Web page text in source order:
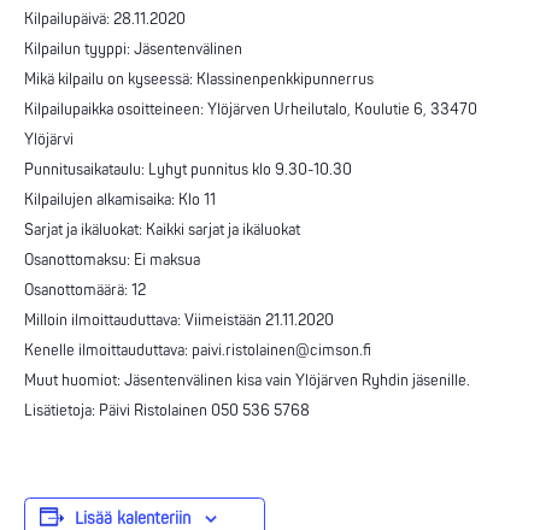
Kilpailupäivä: 28.11.2020
Kilpailun tyyppi: Jäsentenvälinen
Mikä kilpailu on kyseessä: Klassinenpenkkipunnerrus
Kilpailupaikka osoitteineen: Ylöjärven Urheilutalo, Koulutie 6, 33470
Ylöjärvi
Punnitusaikataulu: Lyhyt punnitus klo 9.30-10.30
Kilpailujen alkamisaika: Klo 11
Sarjat ja ikäluokat: Kaikki sarjat ja ikäluokat
Osanottomaksu: Ei maksua
Osanottomäärä: 12
Milloin ilmoittauduttava: Viimeistään 21.11.2020
Kenelle ilmoittauduttava: paivi.ristolainen@cimson.fi
Muut huomiot: Jäsentenvälinen kisa vain Ylöjärven Ryhdin jäsenille.
Lisätietoja: Päivi Ristolainen 050 536 5768
Lisää kalenteriin